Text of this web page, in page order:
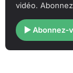
vidéo.
▶ Abonnez-